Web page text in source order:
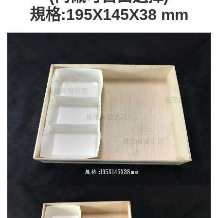
規格:195X145X38 mm